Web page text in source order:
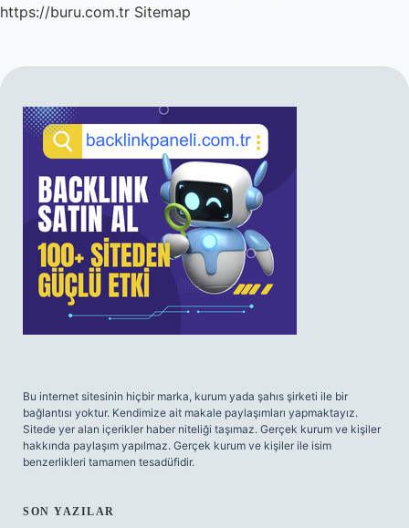
https://buru.com.tr Sitemap
SIDEBAR
Bu internet sitesinin hiçbir marka, kurum yada şahıs şirketi ile bir
bağlantısı yoktur. Kendimize ait makale paylaşımları yapmaktayız.
Sitede yer alan içerikler haber niteliği taşımaz. Gerçek kurum ve kişiler
hakkında paylaşım yapılmaz. Gerçek kurum ve kişiler ile isim
benzerlikleri tamamen tesadüfidir.
SON YAZILAR